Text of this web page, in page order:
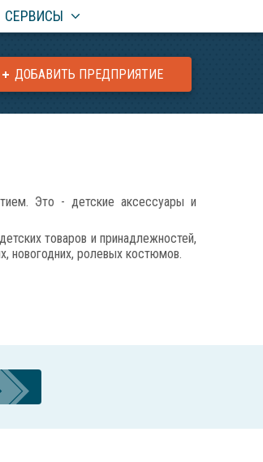
СЕРВИСЫ
ДОБАВИТЬ ПРЕДПРИЯТИЕ
Это - детские аксессуары и
товаров и принадлежностей,
новогодних, ролевых костюмов.